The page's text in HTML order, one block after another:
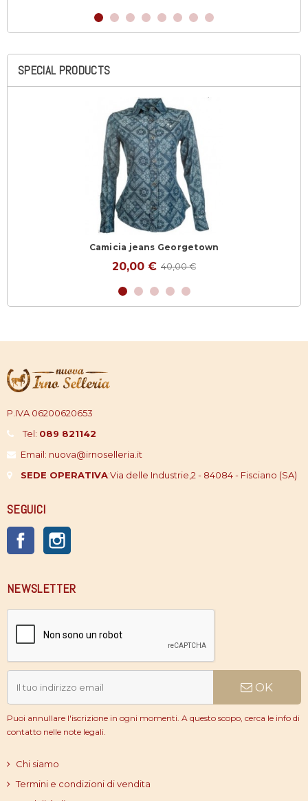
SPECIAL PRODUCTS
Camicia jeans Georgetown
20,00 € 40,00 €
P.IVA 06200620653
Tel: 089 821142
Email: nuova@irnoselleria.it
SEDE OPERATIVA:Via delle Industrie,2 - 84084 - Fisciano (SA)
SEGUICI
Facebook
NEWSLETTER
OK
Puoi annullare l'iscrizione in ogni momenti. A questo scopo, cerca le info di
contatto nelle note legali.
Chi siamo
Termini e condizioni di vendita